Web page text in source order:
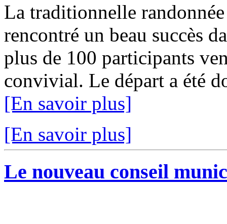
La traditionnelle
rencontré un beau succès
plus de 100 participants
convivial. Le départ a été
[En savoir plus]
[En savoir plus]
Le nouveau conseil